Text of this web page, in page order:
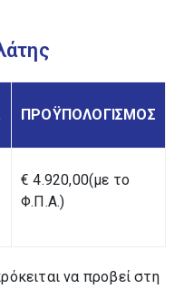
ΠΡΟΫΠΟΛΟΓΙΣΜΟΣ
€ 4.920,00(με το
Φ.Π.Α.)
να προβεί στη